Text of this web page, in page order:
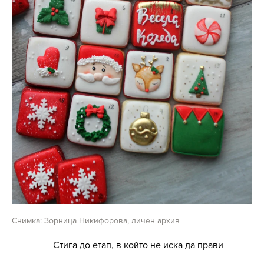
Снимка: Зорница Никифорова, личен архив
Стига до етап, в който не иска да прави